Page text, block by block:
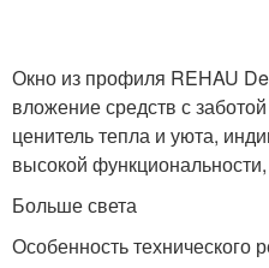
Окно из профиля REHAU
вложение средств с
ценитель тепла и уюта,
высокой
Больше света
Особенность